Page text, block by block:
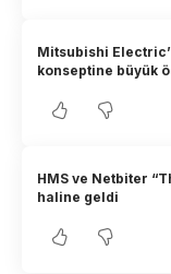
Mitsubishi
konseptine büyük
HMS ve Netbiter
haline geldi